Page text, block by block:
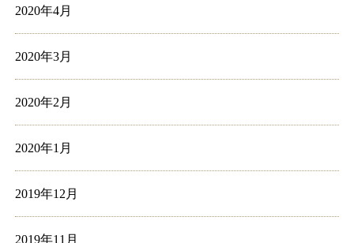
2020年4月
2020年3月
2020年2月
2020年1月
2019年12月
2019年11月